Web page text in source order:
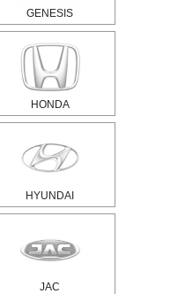
GENESIS
HONDA
HYUNDAI
JAC